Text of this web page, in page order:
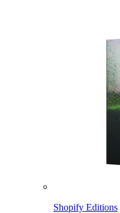
Shopify Editions